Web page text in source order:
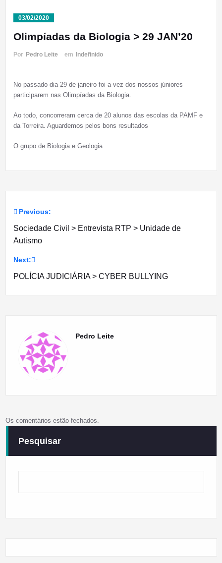
03/02/2020
Olimpíadas da Biologia > 29 JAN’20
Por Pedro Leite em Indefinido
No passado dia 29 de janeiro foi a vez dos nossos júniores
participarem nas Olimpíadas da Biologia.
Ao todo, concorreram cerca de 20 alunos das escolas da PAMF e
da Torreira. Aguardemos pelos bons resultados
O grupo de Biologia e Geologia
Navegação
de
artigos
Previous:
Sociedade Civil > Entrevista RTP > Unidade de
Autismo
Next:
POLÍCIA JUDICIÁRIA > CYBER BULLYING
Pedro Leite
Os comentários estão fechados.
Pesquisar